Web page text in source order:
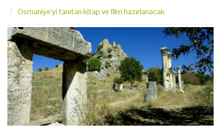
Osmaniye'yi tanıtan kitap ve film hazırlanacak